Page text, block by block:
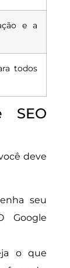
e a
todos
SEO
deve
seu
Google
o que